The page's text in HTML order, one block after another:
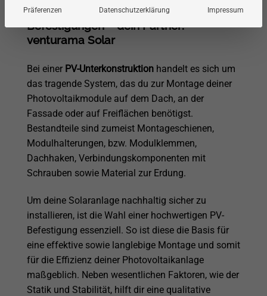
PV-Unterkonstruktionen und -
Befestigungen – dein Partner:
venturama Solar
Bei einer PV-Unterkonstruktion handelt es sich um
das tragende System, das du zur Montage deiner
Photovoltaikmodule auf dem Dach, an der
Fassade oder auf Freiflächen benötigst.
Bestandteile sind zumeist Montageschienen,
Modulhalterungen, bzw. Modulklemmen,
Dachhaken, Verbindungskomponenten mit
Schrauben sowie Material zur Erdung.
Um deine Solaranlage nachhaltig sicher zu
installieren, ist die Wahl einer hochwertigen PV-
Befestigung essenziell. So ist diese die Basis für
eine effektive sowie langlebige Montage und somit
für die Effizienz deiner Photovoltaikanlage
maßgeblich. Neben wesentlichen Faktoren, wie der
Statik und Stabilität, hilft dir eine qualitative
Präferenzen Datenschutzerklärung Impressum